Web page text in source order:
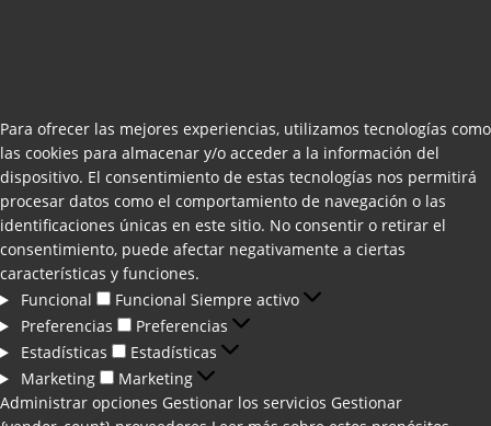
Para ofrecer las mejores experiencias, utilizamos tecnologías como
las cookies para almacenar y/o acceder a la información del
dispositivo. El consentimiento de estas tecnologías nos permitirá
procesar datos como el comportamiento de navegación o las
identificaciones únicas en este sitio. No consentir o retirar el
consentimiento, puede afectar negativamente a ciertas
características y funciones.
Funcional
Funcional Siempre activo
Preferencias
Preferencias
Estadísticas
Estadísticas
Marketing
Marketing
Administrar opciones Gestionar los servicios Gestionar